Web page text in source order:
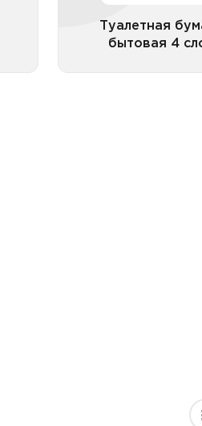
Туалетная
бытовая 4
Все